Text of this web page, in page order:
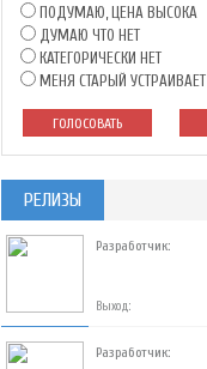
ПОДУМАЮ, ЦЕНА ВЫСОКА
ДУМАЮ ЧТО НЕТ
КАТЕГОРИЧЕСКИ НЕТ
МЕНЯ СТАРЫЙ УСТРАИВАЕТ
ГОЛОСОВАТЬ
РЕЛИЗЫ
Разработчик:
Выход:
Разработчик: